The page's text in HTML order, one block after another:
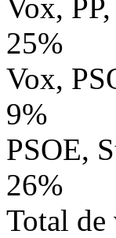
Vox,
25%
Vox,
9%
PSOE,
26%
Total de